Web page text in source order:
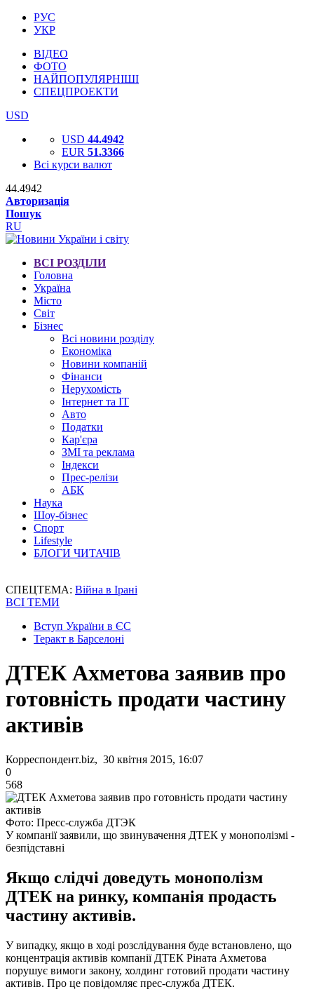
РУС
УКР
ВІДЕО
ФОТО
НАЙПОПУЛЯРНІШІ
СПЕЦПРОЕКТИ
USD
USD 44.4942
EUR 51.3366
Всі курси валют
44.4942
Авторизація
Пошук
RU
ВСІ РОЗДІЛИ
Головна
Україна
Місто
Світ
Бізнес
Всі новини розділу
Економіка
Новини компаній
Фінанси
Нерухомість
Інтернет та IT
Авто
Податки
Кар'єра
ЗМІ та реклама
Індекси
Прес-релізи
АБК
Наука
Шоу-бізнес
Спорт
Lifestyle
БЛОГИ ЧИТАЧІВ
СПЕЦТЕМА: Війна в Ірані
ВСІ ТЕМИ
Вступ України в ЄС
Теракт в Барселоні
ДТЕК Ахметова заявив про
готовність продати частину
активів
Корреспондент.biz, 30 квітня 2015, 16:07
0
568
Фото: Пресс-служба ДТЭК
У компанії заявили, що звинувачення ДТЕК у монополізмі -
безпідставні
Якщо слідчі доведуть монополізм
ДТЕК на ринку, компанія продасть
частину активів.
У випадку, якщо в ході розслідування буде встановлено, що
концентрація активів компанії ДТЕК Ріната Ахметова
порушує вимоги закону, холдинг готовий продати частину
активів. Про це повідомляє прес-служба ДТЕК.